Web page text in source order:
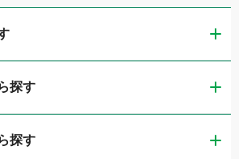
店
探す
探す